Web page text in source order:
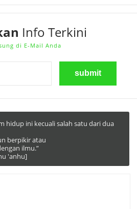
Info Terkini
di E-Mail Anda
hidup ini kecuali salah satu dari dua
berpikir atau
ilmu.”
'anhu]